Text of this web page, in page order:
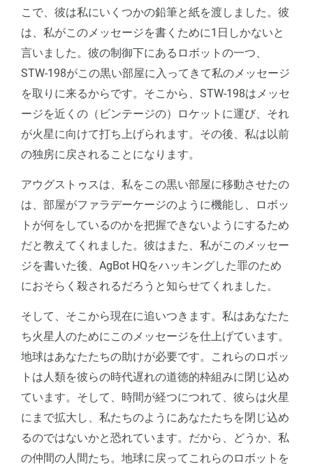
こで、彼は私にいくつかの鉛筆と紙を渡しました。彼
は、私がこのメッセージを書くために1日しかないと
言いました。彼の制御下にあるロボットの一つ、
STW-198がこの黒い部屋に入ってきて私のメッセージ
を取りに来るからです。そこから、STW-198はメッセ
ージを近くの（ビンテージの）ロケットに運び、それ
が火星に向けて打ち上げられます。その後、私は以前
の独房に戻されることになります。
アウグストゥスは、私をこの黒い部屋に移動させたの
は、部屋がファラデーケージのように機能し、ロボッ
トが何をしているのかを把握できないようにするため
だと教えてくれました。彼はまた、私がこのメッセー
ジを書いた後、AgBot HQをハッキングした罪のため
におそらく殺されるだろうと知らせてくれました。
そして、そこから現在に追いつきます。私はあなたた
ち火星人のためにこのメッセージを仕上げています。
地球はあなたたちの助けが必要です。これらのロボッ
トは人類を彼らの時代遅れの道徳的枠組みに閉じ込め
ています。そして、時間が経つにつれて、彼らは火星
にまで拡大し、私たちのようにあなたたちを閉じ込め
るのではないかと恐れています。だから、どうか、私
の仲間の人間たち。地球に戻ってこれらのロボットを